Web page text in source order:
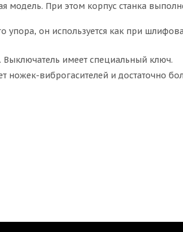
При этом корпус станка
он используется как при
имеет специальный ключ.
ножек-виброгасителей и достаточно